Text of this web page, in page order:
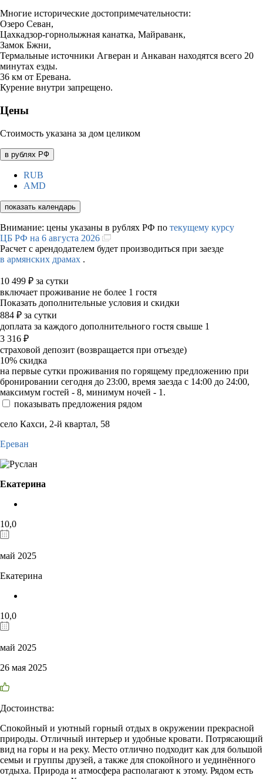
Многие исторические достопримечательности:
Озеро Севан,
Цахкадзор-горнолыжная канатка, Майраванк,
Замок Бжни,
Термальные источники Агверан и Анкаван находятся всего 20
минутах езды.
36 км от Еревана.
Курение внутри запрещено.
Цены
Стоимость указана за дом целиком
в рублях РФ
RUB
AMD
показать календарь
Внимание: цены указаны в рублях РФ по текущему курсу
ЦБ РФ на 6 августа 2026
Расчет с арендодателем будет производиться при заезде
в армянских драмах .
10 499 ₽ за сутки
включает проживание не более 1 гостя
Показать дополнительные условия и скидки
884 ₽ за сутки
доплата за каждого дополнительного гостя свыше 1
3 316 ₽
страховой депозит (возвращается при отъезде)
10% скидка
на первые сутки проживания по горящему предложению при
бронировании сегодня до 23:00, время заезда с 14:00 до 24:00,
максимум гостей - 8, минимум ночей - 1.
показывать предложения рядом
село Кахси, 2-й квартал, 58
Ереван
Екатерина
10,0
май 2025
Екатерина
10,0
май 2025
26 мая 2025
Достоинства:
Спокойный и уютный горный отдых в окружении прекрасной
природы. Отличный интерьер и удобные кровати. Потрясающий
вид на горы и на реку. Место отлично подходит как для большой
семьи и группы друзей, а также для спокойного и уединённого
отдыха. Природа и атмосфера располагают к этому. Рядом есть